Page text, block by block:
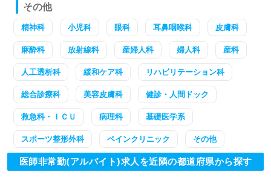
その他
精神科 小児科 眼科 耳鼻咽喉科 皮膚科
麻酔科 放射線科 産婦人科 婦人科 産科
人工透析科 緩和ケア科 リハビリテーション科
総合診療科 美容皮膚科 健診・人間ドック
救急科・ＩＣＵ 病理科 基礎医学系
スポーツ整形外科 ペインクリニック その他
医師非常勤(アルバイト)求人を近隣の都道府県から探す